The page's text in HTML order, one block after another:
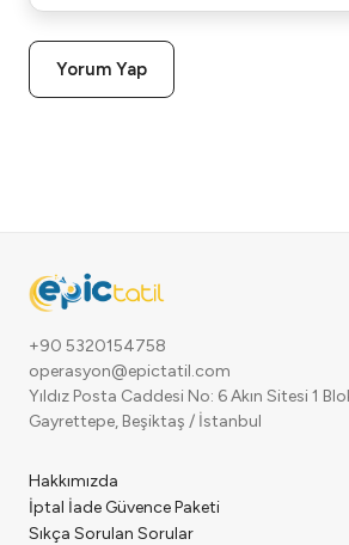
Yorum Yap
+90 5320154758
operasyon@epictatil.com
Yıldız Posta Caddesi No: 6 Akın Sitesi 1
Gayrettepe, Beşiktaş / İstanbul
Hakkımızda
İptal İade Güvence Paketi
Sıkça Sorulan Sorular